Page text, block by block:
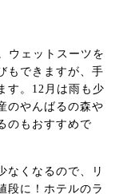
ウェットスーツを
もできますが、手
す。12月は雨も少
のやんばるの森や
のもおすすめで
なくなるので、リ
段に！ホテルのラ